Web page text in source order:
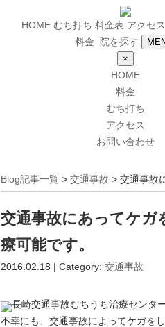
HOME むち打ち 料金表 アクセス
料金
院を探す
×
HOME
料金
むち打ち
アクセス
お問い合わせ
Blog記事一覧 > 交通事故 > 交通事故
交通事故にあってケガ
療可能です。
2016.02.18 | Category: 交通事故
長崎交通事故むちうち治療センタ
不幸にも、交通事故によってケガを